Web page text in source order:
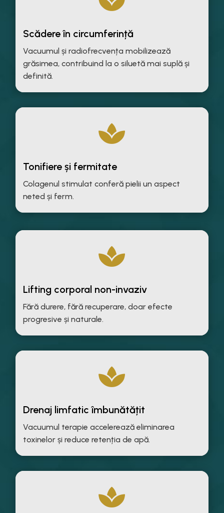
Scădere în circumferință
Vacuumul și radiofrecvența mobilizează
grăsimea, contribuind la o siluetă mai suplă și
definită.

Tonifiere și fermitate
Colagenul stimulat conferă pielii un aspect
neted și ferm.

Lifting corporal non-invaziv
Fără durere, fără recuperare, doar efecte
progresive și naturale.

Drenaj limfatic îmbunătățit
Vacuumul terapie accelerează eliminarea
toxinelor și reduce retenția de apă.
